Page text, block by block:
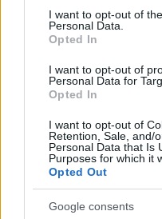
consent section.
I want to opt-out of
Personal Data.
Opted In
I want to opt-out of
Personal Data for
Opted In
I want to opt-out of
Retention, Sale, and/
Personal Data that Is
Purposes for which it
Opted Out
Google consents
Nuove combinazioni di
pneumatici MTB Gravity
Camilla Bellini · 7 Ago 2026
NEVE ESTREMA